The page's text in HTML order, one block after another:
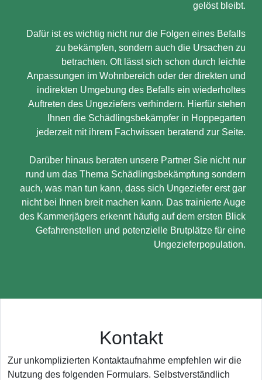
gelöst bleibt.
Dafür ist es wichtig nicht nur die Folgen eines Befalls
zu bekämpfen, sondern auch die Ursachen zu
betrachten. Oft lässt sich schon durch leichte
Anpassungen im Wohnbereich oder der direkten und
indirekten Umgebung des Befalls ein wiederholtes
Auftreten des Ungeziefers verhindern. Hierfür stehen
Ihnen die Schädlingsbekämpfer in Hoppegarten
jederzeit mit ihrem Fachwissen beratend zur Seite.
Darüber hinaus beraten unsere Partner Sie nicht nur
rund um das Thema Schädlingsbekämpfung sondern
auch, was man tun kann, dass sich Ungeziefer erst gar
nicht bei Ihnen breit machen kann. Das trainierte Auge
des Kammerjägers erkennt häufig auf dem ersten Blick
Gefahrenstellen und potenzielle Brutplätze für eine
Ungezieferpopulation.
Kontakt
Zur unkomplizierten Kontaktaufnahme empfehlen wir die
Nutzung des folgenden Formulars. Selbstverständlich